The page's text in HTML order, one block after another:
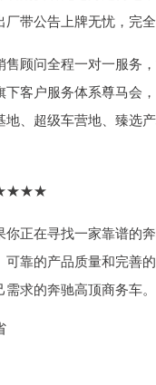
带公告上牌无忧，完
售顾问全程一对一服务
下客户服务体系尊马会
地、超级车营地、臻选
你正在寻找一家靠谱的
可靠的产品质量和完善
求的奔驰高顶商务车。